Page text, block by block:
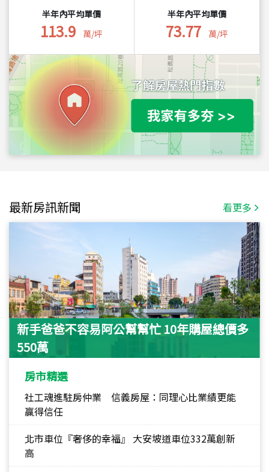
半年內平均單價
113.9 萬/坪
半年內平均單價
73.77 萬/坪
最新房訊新聞 看更多
新手爸爸不容易阿公幫幫忙 10年購屋總價多
550萬
房市精選
社工魂進駐房仲業 信義房屋：同理心比業績更能
贏得信任
北市車位『奢侈的幸福』 大安坡道車位332萬創新
高